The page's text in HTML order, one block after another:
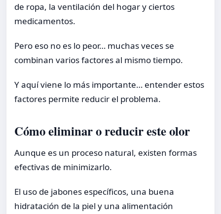
de ropa, la ventilación del hogar y ciertos
medicamentos.
Pero eso no es lo peor… muchas veces se
combinan varios factores al mismo tiempo.
Y aquí viene lo más importante… entender estos
factores permite reducir el problema.
Cómo eliminar o reducir este olor
Aunque es un proceso natural, existen formas
efectivas de minimizarlo.
El uso de jabones específicos, una buena
hidratación de la piel y una alimentación